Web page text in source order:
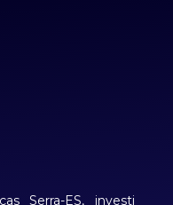
Serra-ES, investi